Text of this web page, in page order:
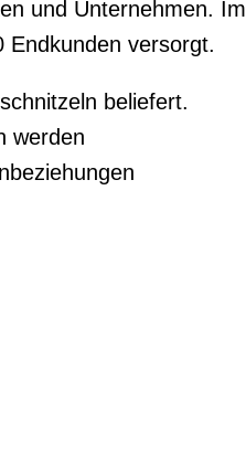
und Unternehmen. Im
Endkunden versorgt.
beliefert.
werden